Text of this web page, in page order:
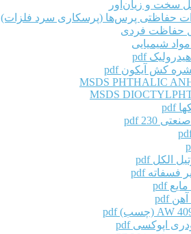
سخت و زیان‌آور
حفاظتی پرس‌ها (پرسکاری سرد فلزات)
حفاظت فردی
MSDS PHTHALIC
MSDS